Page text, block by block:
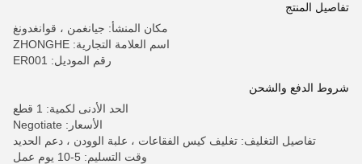
تفاصيل المنتج
مكان المنشأ: جيانغمن ، قوانغدونغ
اسم العلامة التجارية: ZHONGHE
رقم الموديل: ER001
شروط الدفع والشحن
الحد الأدنى لكمية: 1 قطع
الأسعار: Negotiate
تفاصيل التغليف: تغليف كيس الفقاعات ، علبة الوودن ، دعم الحديد
وقت التسليم: 5-10 يوم عمل